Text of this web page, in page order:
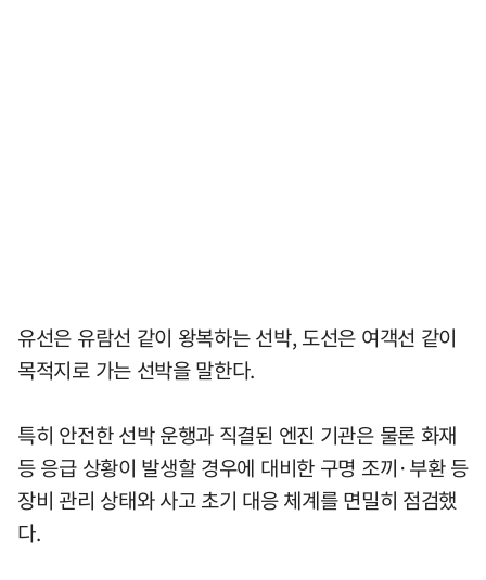
유선은 유람선 같이 왕복하는 선박, 도선은 여객선 같이
목적지로 가는 선박을 말한다.
특히 안전한 선박 운행과 직결된 엔진 기관은 물론 화재
등 응급 상황이 발생할 경우에 대비한 구명 조끼·부환 등
장비 관리 상태와 사고 초기 대응 체계를 면밀히 점검했
다.